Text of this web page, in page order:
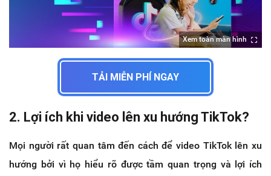
Xem toàn màn hình
TẢI MIỄN PHÍ NGAY
2. Lợi ích khi video lên xu hướng TikTok?
Mọi người rất quan tâm đến cách để video TikTok lên xu
hướng bởi vì họ hiểu rõ được tầm quan trọng và lợi ích